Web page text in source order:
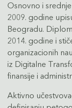
Osnovno i
2009. godine
Beogradu.
2014. godine i
organizacionih
iz Digitalne
finansije i
Aktivno